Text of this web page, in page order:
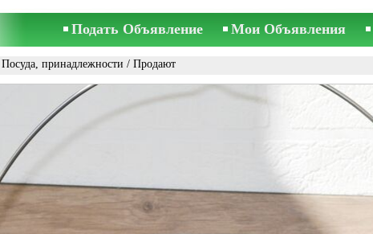
Подать Объявление Мои Объявления
Посуда, принадлежности / Продают